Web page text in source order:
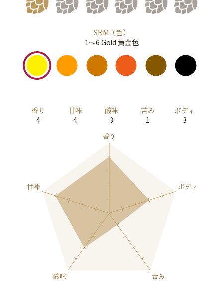
SRM（色）
1～6 Gold 黄金色
香り
4
甘味
4
酸味
3
苦み
1
ボディ
3